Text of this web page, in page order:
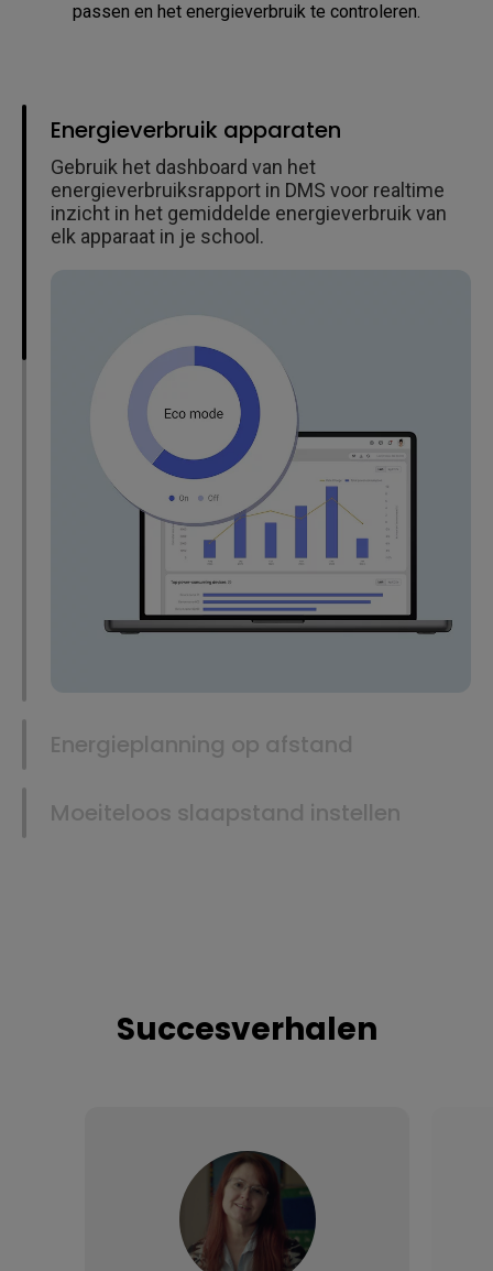
passen en het energieverbruik te controleren.
Energieverbruik apparaten
Gebruik het dashboard van het
energieverbruiksrapport in DMS voor realtime
inzicht in het gemiddelde energieverbruik van
elk apparaat in je school.
Energieplanning op afstand
Moeiteloos slaapstand instellen
Succesverhalen